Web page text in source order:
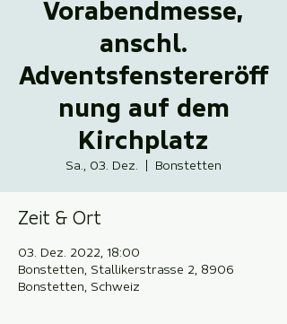
Vorabendmesse,
anschl.
Adventsfenstereröff
nung auf dem
Kirchplatz
Sa., 03. Dez. Bonstetten
Zeit & Ort
03. Dez. 2022, 18:00
Bonstetten, Stallikerstrasse 2, 8906
Bonstetten, Schweiz